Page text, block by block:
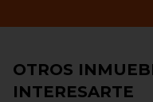
OTROS
INTERESARTE